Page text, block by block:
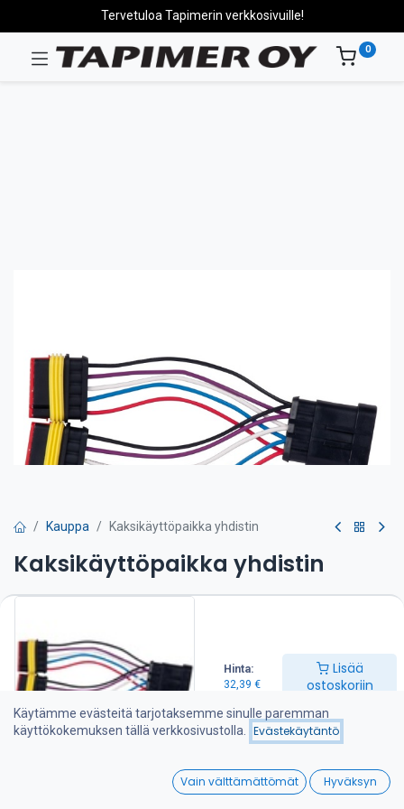
Hinta:
32,39 €
Lisää
ostoskoriin
Wishlist
Tervetuloa Tapimerin verkkosivuille!
0
Kauppa Kaksikäyttöpaikka yhdistin
Kaksikäyttöpaikka yhdistin
32,39
Lisää ostoskoriin
Lisää toivelistalle
Käytämme evästeitä tarjotaksemme sinulle paremman
käyttökokemuksen tällä verkkosivustolla.
Evästekäytäntö
Vain välttämättömät Hyväksyn